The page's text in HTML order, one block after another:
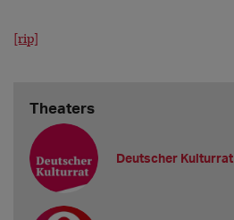
[rip]
Theaters
Deutscher Kulturrat